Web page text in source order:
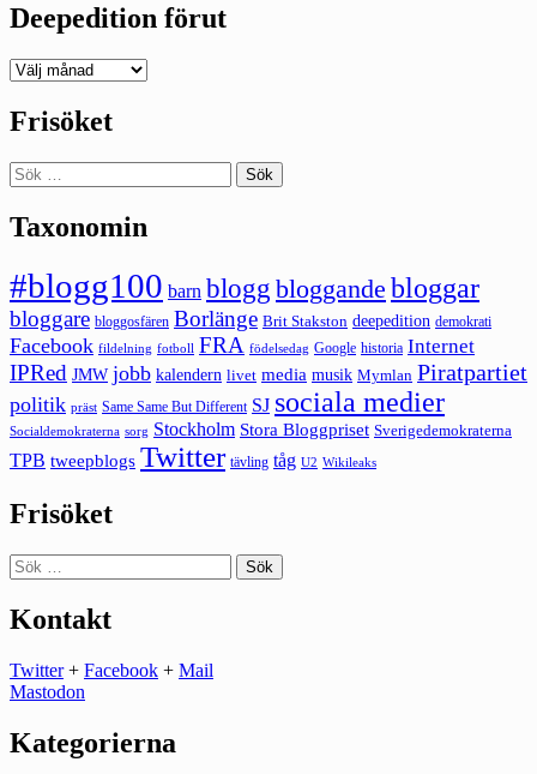
Deepedition förut
Deepedition
Frisöket
Sök
efter:
Taxonomin
#blogg100 barn blogg bloggande bloggar
bloggare bloggosfären Borlänge Brit Stakston deepedition demokrati
Facebook fildelning fotboll FRA födelsedag Google historia Internet
IPRed JMW jobb kalendern livet media musik Mymlan Piratpartiet
politik präst Same Same But Different SJ sociala medier
Socialdemokraterna sorg Stockholm Stora Bloggpriset Sverigedemokraterna
TPB tweepblogs Twitter tävling tåg U2 Wikileaks
Frisöket
Sök
efter:
Kontakt
Twitter+ Facebook + Mail
Mastodon
Kategorierna